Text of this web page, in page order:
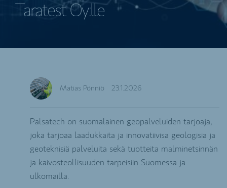
Taratest Oy:lle
Matias Pönniö 23.1.2026
Palsatech on suomalainen geopalveluiden tarjoaja,
joka tarjoaa laadukkaita ja innovatiivisa geologisia ja
geoteknisiä palveluita sekä tuotteita malminetsinnän
ja kaivosteollisuuden tarpeisiin Suomessa ja
ulkomailla.